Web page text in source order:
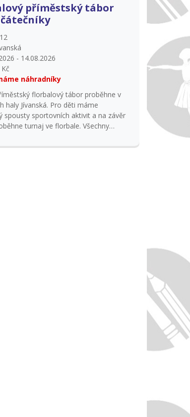
příměstský tábor
- 14.08.2026
náhradníky
florbalový tábor proběhne v
haly Jívanská. Pro děti máme
spousty sportovních aktivit a na závěr
turnaj ve florbale. Všechny
síly dětí. Rádi mezi námi přivítáme i